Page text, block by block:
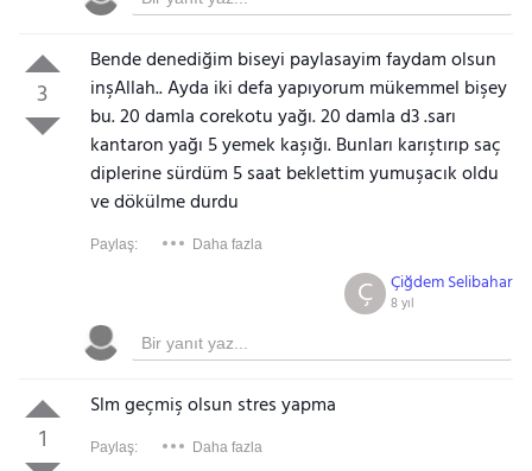
3
Bende denediğim biseyi paylasayim faydam olsun
inşAllah.. Ayda iki defa yapıyorum mükemmel bişey
bu. 20 damla corekotu yağı. 20 damla d3 .sarı
kantaron yağı 5 yemek kaşığı. Bunları karıştırıp saç
diplerine sürdüm 5 saat beklettim yumuşacık oldu
ve dökülme durdu
Paylaş: Daha fazla
Çiğdem Selibahar
8 yıl
Ç
1
Slm geçmiş olsun stres yapma
Paylaş: Daha fazla